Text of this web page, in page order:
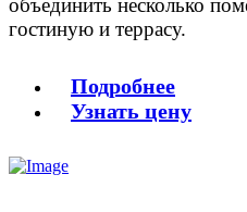
объединить несколько
гостиную и террасу.
Подробнее
Узнать цену